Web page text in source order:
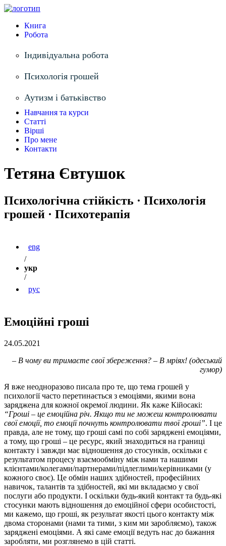
Книга
Робота
Індивідуальна робота
Психологія грошей
Аутизм і батьківство
Навчання та курси
Статті
Вірші
Про мене
Контакти
Тетяна Євтушок
Психологічна стійкість · Психологія
грошей · Психотерапія
eng
/
укр
/
рус
Емоційні гроші
24.05.2021
– В чому ви тримаєте свої збереження? – В мріях! (одеський
гумор)
Я вже неодноразово писала про те, що тема грошей у
психології часто перетинається з емоціями, якими вона
заряджена для кожної окремої людини. Як каже Кійосакі:
“Гроші – це емоційна річ. Якщо ти не можеш контролювати
свої емоції, то емоції почнуть контролювати твої гроші”. І це
правда, але не тому, що гроші самі по собі заряджені емоціями,
а тому, що гроші – це ресурс, який знаходиться на границі
контакту і завжди має відношення до стосунків, оскільки є
результатом процесу взаємообміну між нами та нашими
клієнтами/колегами/партнерами/підлеглими/керівниками (у
кожного своє). Це обмін наших здібностей, професійних
навичок, талантів та здібностей, які ми вкладаємо у свої
послуги або продукти. І оскільки будь-який контакт та будь-які
стосунки мають відношення до емоційної сфери особистості,
ми кажемо, що гроші, як результат якості цього контакту між
двома сторонами (нами та тими, з ким ми заробляємо), також
заряджені емоціями. А які саме емоції ведуть нас до бажання
заробляти, ми розглянемо в цій статті.